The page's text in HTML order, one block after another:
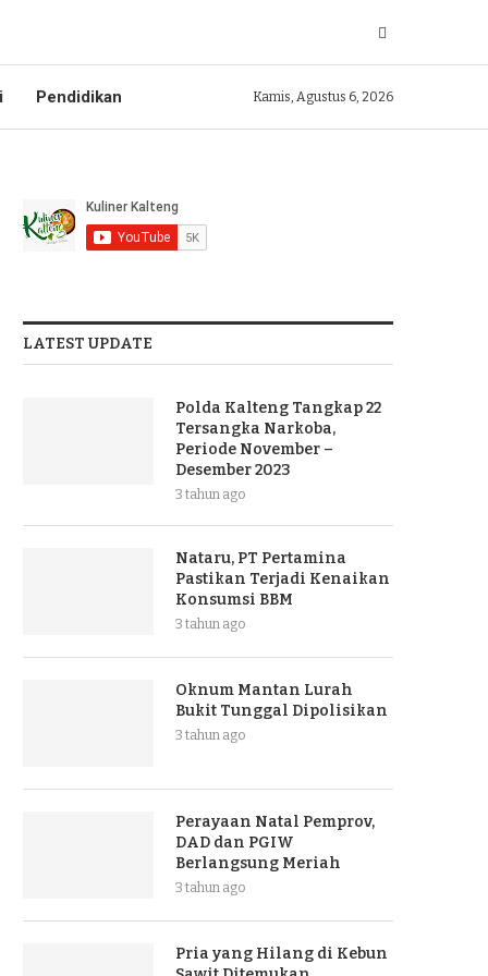
Pendidikan Kamis, Agustus 6, 2026
LATEST UPDATE
Polda Kalteng Tangkap 22
Tersangka Narkoba,
Periode November –
Desember 2023
3 tahun ago
Nataru, PT Pertamina
Pastikan Terjadi Kenaikan
Konsumsi BBM
3 tahun ago
Oknum Mantan Lurah
Bukit Tunggal Dipolisikan
3 tahun ago
Perayaan Natal Pemprov,
DAD dan PGIW
Berlangsung Meriah
3 tahun ago
Pria yang Hilang di Kebun